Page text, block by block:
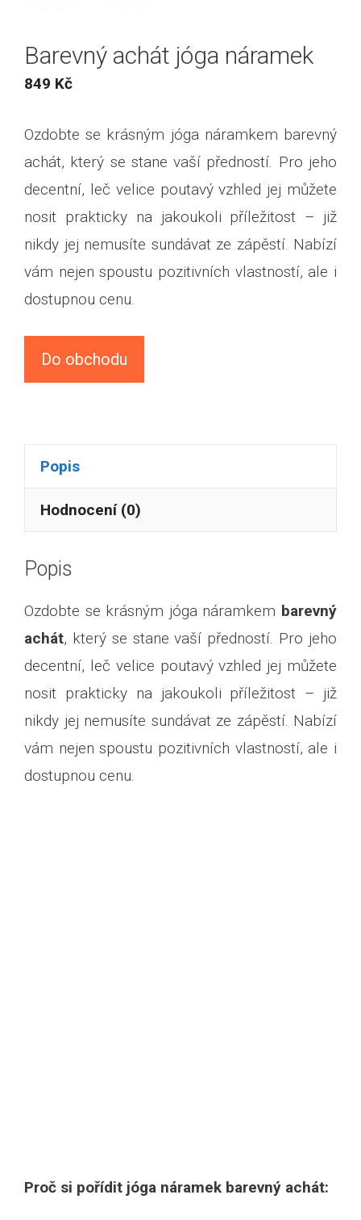
Barevný achát jóga náramek
849 Kč
Ozdobte se krásným jóga náramkem barevný
achát, který se stane vaší předností. Pro jeho
decentní, leč velice poutavý vzhled jej můžete
nosit prakticky na jakoukoli příležitost – již
nikdy jej nemusíte sundávat ze zápěstí. Nabízí
vám nejen spoustu pozitivních vlastností, ale i
dostupnou cenu.
Do obchodu
Popis
Hodnocení (0)
Popis
Ozdobte se krásným jóga náramkem barevný
achát, který se stane vaší předností. Pro jeho
decentní, leč velice poutavý vzhled jej můžete
nosit prakticky na jakoukoli příležitost – již
nikdy jej nemusíte sundávat ze zápěstí. Nabízí
vám nejen spoustu pozitivních vlastností, ale i
dostupnou cenu.
Proč si pořídit jóga náramek barevný achát: